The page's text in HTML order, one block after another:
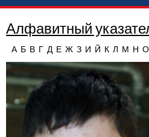
Алфавитный
А Б В Г Д Е Ж З И Й К Л М Н О